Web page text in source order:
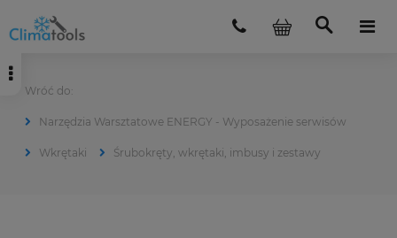
Narzędzia Warsztatowe ENERGY - Wyposażenie serwisów
Wkrętaki Śrubokręty, wkrętaki, imbusy i zestawy